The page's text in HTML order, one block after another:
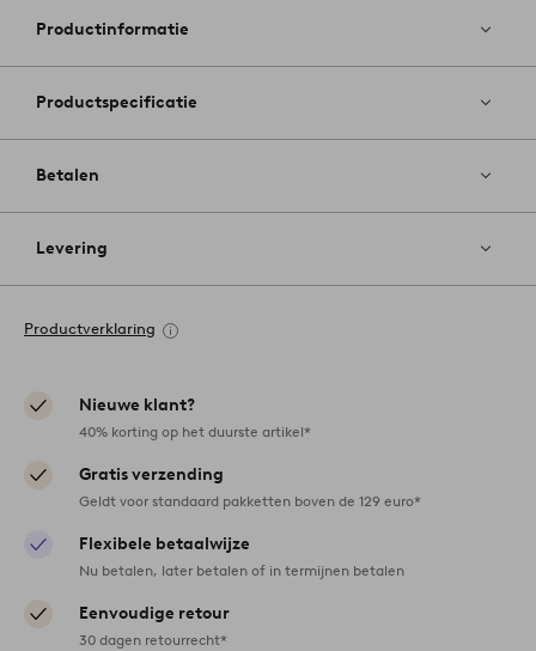
Productinformatie
Productspecificatie
Betalen
Levering
Productverklaring
Nieuwe klant?
40% korting op het duurste artikel*
Gratis verzending
Geldt voor standaard pakketten boven de 129 euro*
Flexibele betaalwijze
Nu betalen, later betalen of in termijnen betalen
Eenvoudige retour
30 dagen retourrecht*